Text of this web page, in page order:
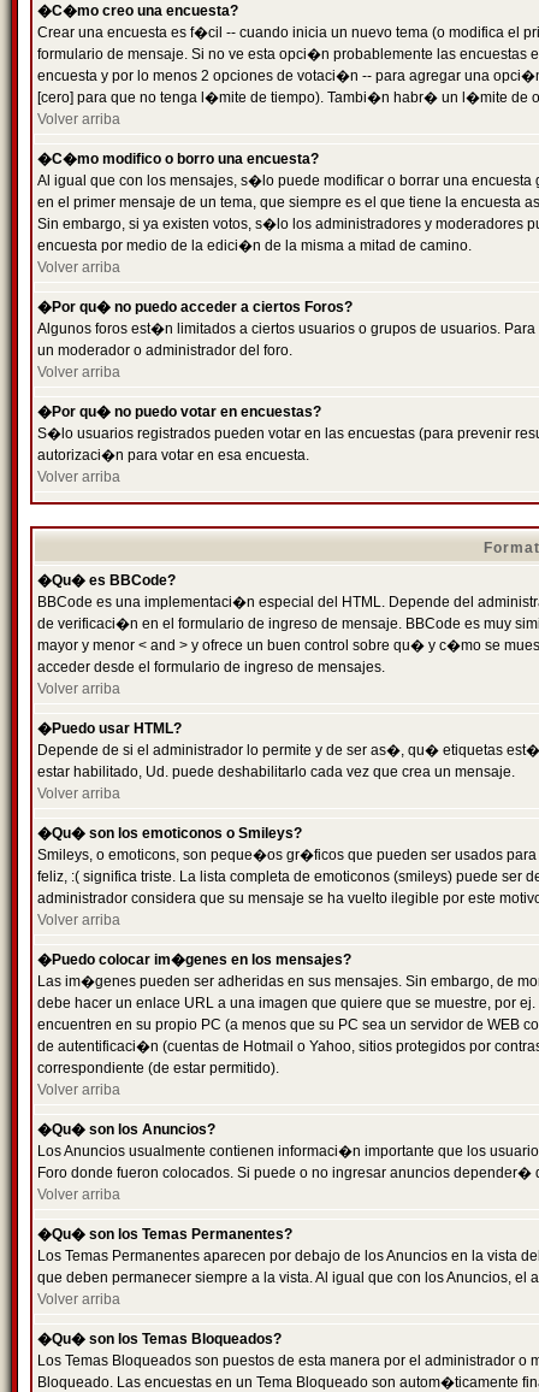
�C�mo creo una encuesta?
Crear una encuesta es f�cil -- cuando inicia un nuevo tema (o modifica el
formulario de mensaje. Si no ve esta opci�n probablemente las
encuesta y por lo menos 2 opciones de votaci�n -- para agregar una
[cero] para que no tenga l�mite de tiempo). Tambi�n habr� un l�mite de
Volver arriba
�C�mo modifico o borro una encuesta?
Al igual que con los mensajes, s�lo puede modificar o borrar una
en el primer mensaje de un tema, que siempre es el que tiene la encuesta
Sin embargo, si ya existen votos, s�lo los administradores y moderadores
encuesta por medio de la edici�n de la misma a mitad de camino.
Volver arriba
�Por qu� no puedo acceder a ciertos Foros?
Algunos foros est�n limitados a ciertos usuarios o grupos de usuarios.
un moderador o administrador del foro.
Volver arriba
�Por qu� no puedo votar en encuestas?
S�lo usuarios registrados pueden votar en las encuestas (para prevenir
autorizaci�n para votar en esa encuesta.
Volver arriba
�Qu� es BBCode?
BBCode es una implementaci�n especial del HTML. Depende del
de verificaci�n en el formulario de ingreso de mensaje. BBCode es muy
mayor y menor < and > y ofrece un buen control sobre qu� y c�mo se
acceder desde el formulario de ingreso de mensajes.
Volver arriba
�Puedo usar HTML?
Depende de si el administrador lo permite y de ser as�, qu� etiquetas
estar habilitado, Ud. puede deshabilitarlo cada vez que crea un mensaje.
Volver arriba
�Qu� son los emoticonos o Smileys?
Smileys, o emoticons, son peque�os gr�ficos que pueden ser usados
feliz, :( significa triste. La lista completa de emoticonos (smileys) puede
administrador considera que su mensaje se ha vuelto ilegible por este
Volver arriba
�Puedo colocar im�genes en los mensajes?
Las im�genes pueden ser adheridas en sus mensajes. Sin embargo, de
debe hacer un enlace URL a una imagen que quiere que se muestre, por
encuentren en su propio PC (a menos que su PC sea un servidor de
de autentificaci�n (cuentas de Hotmail o Yahoo, sitios protegidos por
correspondiente (de estar permitido).
Volver arriba
�Qu� son los Anuncios?
Los Anuncios usualmente contienen informaci�n importante que los
Foro donde fueron colocados. Si puede o no ingresar anuncios
Volver arriba
�Qu� son los Temas Permanentes?
Los Temas Permanentes aparecen por debajo de los Anuncios en la
que deben permanecer siempre a la vista. Al igual que con los Anuncios,
Volver arriba
�Qu� son los Temas Bloqueados?
Los Temas Bloqueados son puestos de esta manera por el administrador
Bloqueado. Las encuestas en un Tema Bloqueado son autom�ticamente